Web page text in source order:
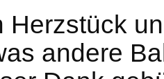
Herzstück
andere